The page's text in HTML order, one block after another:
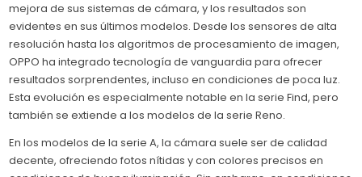
mejora de sus sistemas de cámara, y los resultados son
evidentes en sus últimos modelos. Desde los sensores de alta
resolución hasta los algoritmos de procesamiento de imagen,
OPPO ha integrado tecnología de vanguardia para ofrecer
resultados sorprendentes, incluso en condiciones de poca luz.
Esta evolución es especialmente notable en la serie Find, pero
también se extiende a los modelos de la serie Reno.
En los modelos de la serie A, la cámara suele ser de calidad
decente, ofreciendo fotos nítidas y con colores precisos en